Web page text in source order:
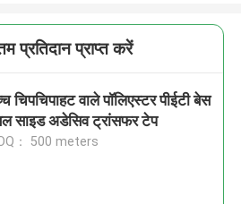
प्रतिदान प्राप्त करें
चिपचिपाहट वाले पॉलिएस्टर पीईटी बेस
साइड अडेसिव ट्रांसफर टेप
： 500 meters